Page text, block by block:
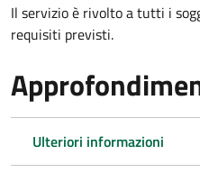
Il servizio è rivolto a tutti i
requisiti previsti.
Ulteriori informazioni